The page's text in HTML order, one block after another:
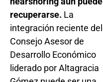
recuperarse. La
integración reciente del
Consejo Asesor de
Desarrollo Económico
liderado por Altagracia